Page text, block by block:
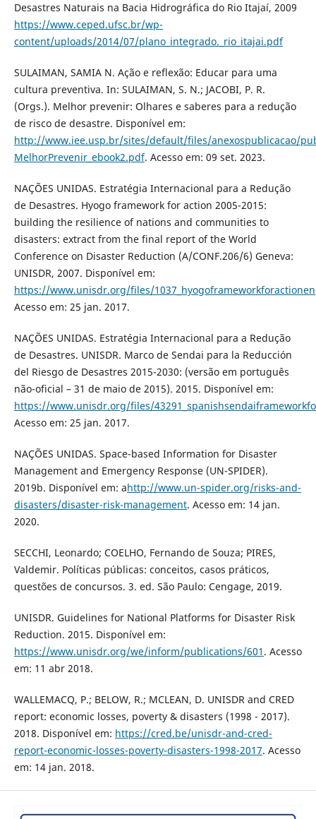
Desastres Naturais na Bacia Hidrográfica do Rio Itajaí, 2009
https://www.ceped.ufsc.br/wp-
content/uploads/2014/07/plano_integrado._rio_itajai.pdf
SULAIMAN, SAMIA N. Ação e reflexão: Educar para uma
cultura preventiva. In: SULAIMAN, S. N.; JACOBI, P. R.
(Orgs.). Melhor prevenir: Olhares e saberes para a redução
de risco de desastre. Disponível em:
http://www.iee.usp.br/sites/default/files/anexospublicacao/
MelhorPrevenir_ebook2.pdf. Acesso em: 09 set. 2023.
NAÇÕES UNIDAS. Estratégia Internacional para a Redução
de Desastres. Hyogo framework for action 2005-2015:
building the resilience of nations and communities to
disasters: extract from the final report of the World
Conference on Disaster Reduction (A/CONF.206/6) Geneva:
UNISDR, 2007. Disponível em:
https://www.unisdr.org/files/
Acesso em: 25 jan. 2017.
NAÇÕES UNIDAS. Estratégia Internacional para a Redução
de Desastres. UNISDR. Marco de Sendai para la Reducción
del Riesgo de Desastres 2015-2030: (versão em português
não-oficial – 31 de maio de 2015). 2015. Disponível em:
https://www.unisdr.org/files/
Acesso em: 25 jan. 2017.
NAÇÕES UNIDAS. Space-based Information for Disaster
Management and Emergency Response (UN-SPIDER).
2019b. Disponível em: ahttp://www.un-spider.org/risks-and-
disasters/disaster-risk-management. Acesso em: 14 jan.
2020.
SECCHI, Leonardo; COELHO, Fernando de Souza; PIRES,
Valdemir. Políticas públicas: conceitos, casos práticos,
questões de concursos. 3. ed. São Paulo: Cengage, 2019.
UNISDR. Guidelines for National Platforms for Disaster Risk
Reduction. 2015. Disponível em:
https://www.unisdr.org/we/inform/publications/601 . Acesso
em: 11 abr 2018.
WALLEMACQ, P.; BELOW, R.; MCLEAN, D. UNISDR and CRED
report: economic losses, poverty & disasters (1998 - 2017).
2018. Disponível em: https://cred.be/unisdr-and-cred-
report-economic-losses-poverty-disasters-1998-2017. Acesso
em: 14 jan. 2018.